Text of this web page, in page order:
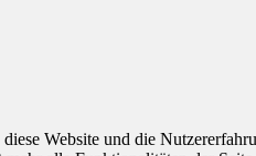
Website und die